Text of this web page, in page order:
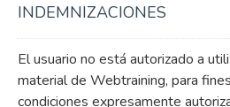
INDEMNIZACIONES
El usuario no está autorizado a
material de Webtraining, para
condiciones expresamente